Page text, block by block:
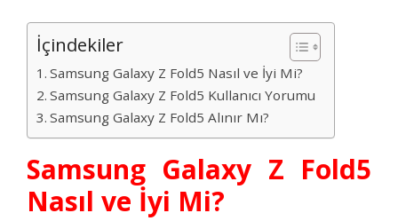
İçindekiler
Samsung Galaxy Z Fold5 Nasıl ve İyi Mi?
Samsung Galaxy Z Fold5 Kullanıcı Yorumu
Samsung Galaxy Z Fold5 Alınır Mı?
Samsung Galaxy Z Fold5
Nasıl ve İyi Mi?